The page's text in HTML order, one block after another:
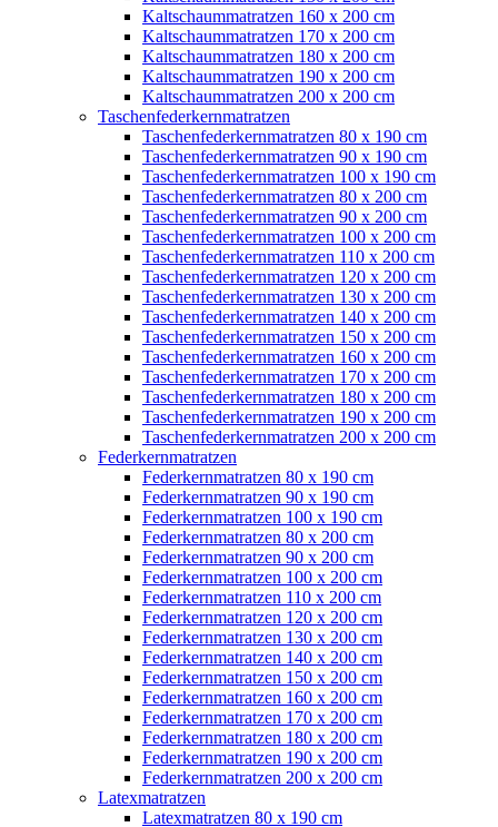
Kaltschaummatratzen 160 x 200 cm
Kaltschaummatratzen 170 x 200 cm
Kaltschaummatratzen 180 x 200 cm
Kaltschaummatratzen 190 x 200 cm
Kaltschaummatratzen 200 x 200 cm
Taschenfederkernmatratzen
Taschenfederkernmatratzen 80 x 190 cm
Taschenfederkernmatratzen 90 x 190 cm
Taschenfederkernmatratzen 100 x 190 cm
Taschenfederkernmatratzen 80 x 200 cm
Taschenfederkernmatratzen 90 x 200 cm
Taschenfederkernmatratzen 100 x 200 cm
Taschenfederkernmatratzen 110 x 200 cm
Taschenfederkernmatratzen 120 x 200 cm
Taschenfederkernmatratzen 130 x 200 cm
Taschenfederkernmatratzen 140 x 200 cm
Taschenfederkernmatratzen 150 x 200 cm
Taschenfederkernmatratzen 160 x 200 cm
Taschenfederkernmatratzen 170 x 200 cm
Taschenfederkernmatratzen 180 x 200 cm
Taschenfederkernmatratzen 190 x 200 cm
Taschenfederkernmatratzen 200 x 200 cm
Federkernmatratzen
Federkernmatratzen 80 x 190 cm
Federkernmatratzen 90 x 190 cm
Federkernmatratzen 100 x 190 cm
Federkernmatratzen 80 x 200 cm
Federkernmatratzen 90 x 200 cm
Federkernmatratzen 100 x 200 cm
Federkernmatratzen 110 x 200 cm
Federkernmatratzen 120 x 200 cm
Federkernmatratzen 130 x 200 cm
Federkernmatratzen 140 x 200 cm
Federkernmatratzen 150 x 200 cm
Federkernmatratzen 160 x 200 cm
Federkernmatratzen 170 x 200 cm
Federkernmatratzen 180 x 200 cm
Federkernmatratzen 190 x 200 cm
Federkernmatratzen 200 x 200 cm
Latexmatratzen
Latexmatratzen 80 x 190 cm